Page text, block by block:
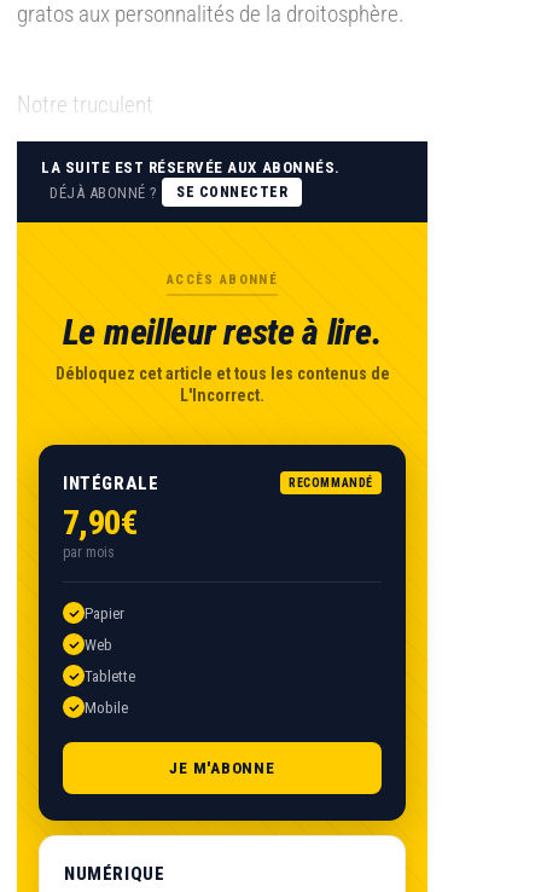
gratos aux personnalités de la droitosphère.
Notre truculent
LA SUITE EST RÉSERVÉE AUX ABONNÉS.
DÉJÀ ABONNÉ ?
SE CONNECTER
ACCÈS ABONNÉ
Le meilleur reste à lire.
Débloquez cet article et tous les contenus de
L'Incorrect.
INTÉGRALE RECOMMANDÉ
7,90€
par mois
Papier
Web
Tablette
Mobile
JE M'ABONNE
NUMÉRIQUE